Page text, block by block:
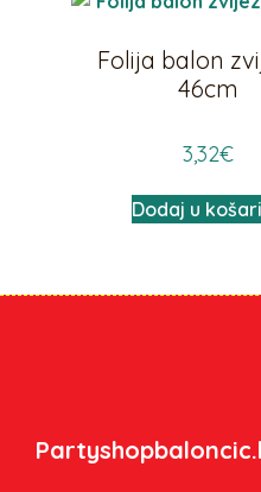
Folija balon
46cm
3,32€
Dodaj u